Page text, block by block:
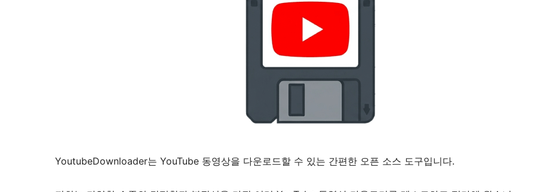
YoutubeDownloader는 YouTube 동영상을 다운로드할 수 있는 간편한 오픈 소스 도구입니다.